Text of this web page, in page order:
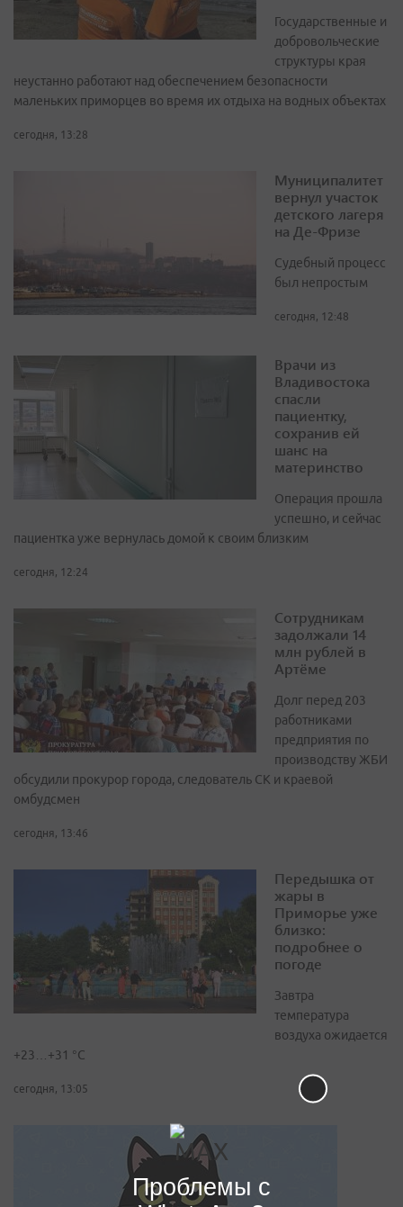
Государственные и
добровольческие
структуры края
неустанно работают над обеспечением безопасности
маленьких приморцев во время их отдыха на водных объектах
сегодня, 13:28
Муниципалитет
вернул участок
детского лагеря
на Де-Фризе
Судебный процесс
был непростым
сегодня, 12:48
Врачи из
Владивостока
спасли
пациентку,
сохранив ей
шанс на
материнство
Операция прошла
успешно, и сейчас
пациентка уже вернулась домой к своим близким
сегодня, 12:24
Сотрудникам
задолжали 14
млн рублей в
Артёме
Долг перед 203
работниками
предприятия по
производству ЖБИ
обсудили прокурор города, следователь СК и краевой
омбудсмен
сегодня, 13:46
Передышка от
жары в
Приморье уже
близко:
подробнее о
погоде
Завтра
температура
воздуха ожидается
+23…+31 °C
сегодня, 13:05
Проблемы с